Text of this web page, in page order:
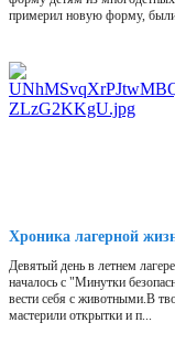
примерил новую форму,
Хроника лагерной
Девятый день в летнем
началось с "Минутки
вести себя с животными.В
мастерили открытки и п...